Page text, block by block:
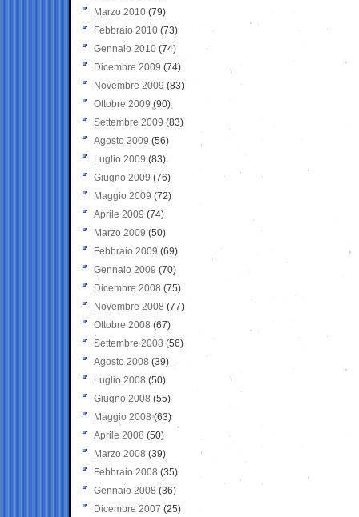
Marzo 2010 (79)
Febbraio 2010 (73)
Gennaio 2010 (74)
Dicembre 2009 (74)
Novembre 2009 (83)
Ottobre 2009 (90)
Settembre 2009 (83)
Agosto 2009 (56)
Luglio 2009 (83)
Giugno 2009 (76)
Maggio 2009 (72)
Aprile 2009 (74)
Marzo 2009 (50)
Febbraio 2009 (69)
Gennaio 2009 (70)
Dicembre 2008 (75)
Novembre 2008 (77)
Ottobre 2008 (67)
Settembre 2008 (56)
Agosto 2008 (39)
Luglio 2008 (50)
Giugno 2008 (55)
Maggio 2008(63)
Aprile 2008 (50)
Marzo 2008 (39)
Febbraio 2008 (35)
Gennaio 2008 (36)
Dicembre 2007 (25)